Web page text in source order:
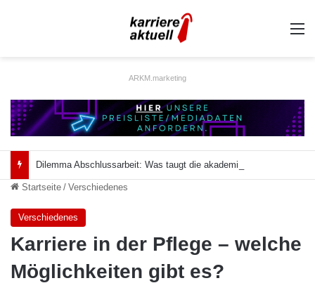
ARKM.marketing
Startseite / Verschiedenes
Verschiedenes
Karriere in der Pflege – welche
Möglichkeiten gibt es?